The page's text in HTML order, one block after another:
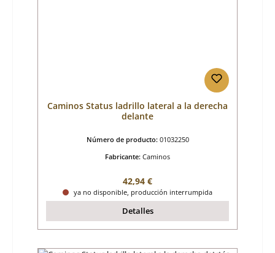
Caminos Status ladrillo lateral a la derecha
delante
Número de producto: 01032250
Fabricante: Caminos
Precio normal:
42,94 €
ya no disponible, producción interrumpida
Detalles